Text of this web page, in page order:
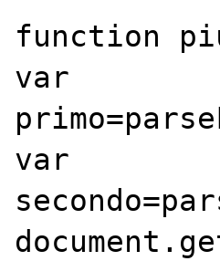
function
var
var